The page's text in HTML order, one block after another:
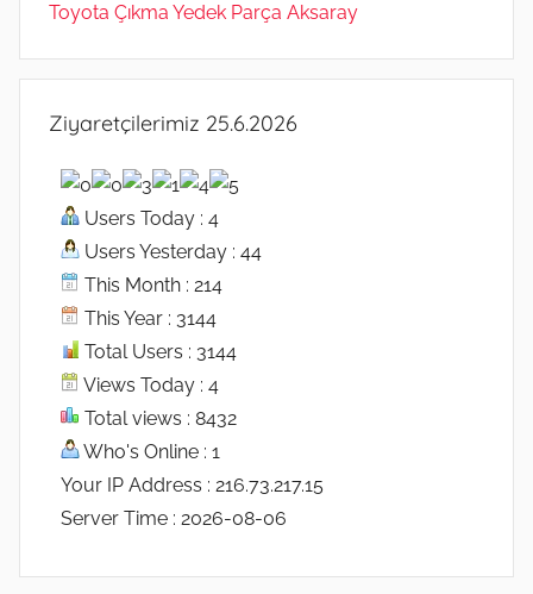
Toyota Çıkma Yedek Parça Aksaray
Ziyaretçilerimiz 25.6.2026
Users Today : 4
Users Yesterday : 44
This Month : 214
This Year : 3144
Total Users : 3144
Views Today : 4
Total views : 8432
Who's Online : 1
Your IP Address : 216.73.217.15
Server Time : 2026-08-06